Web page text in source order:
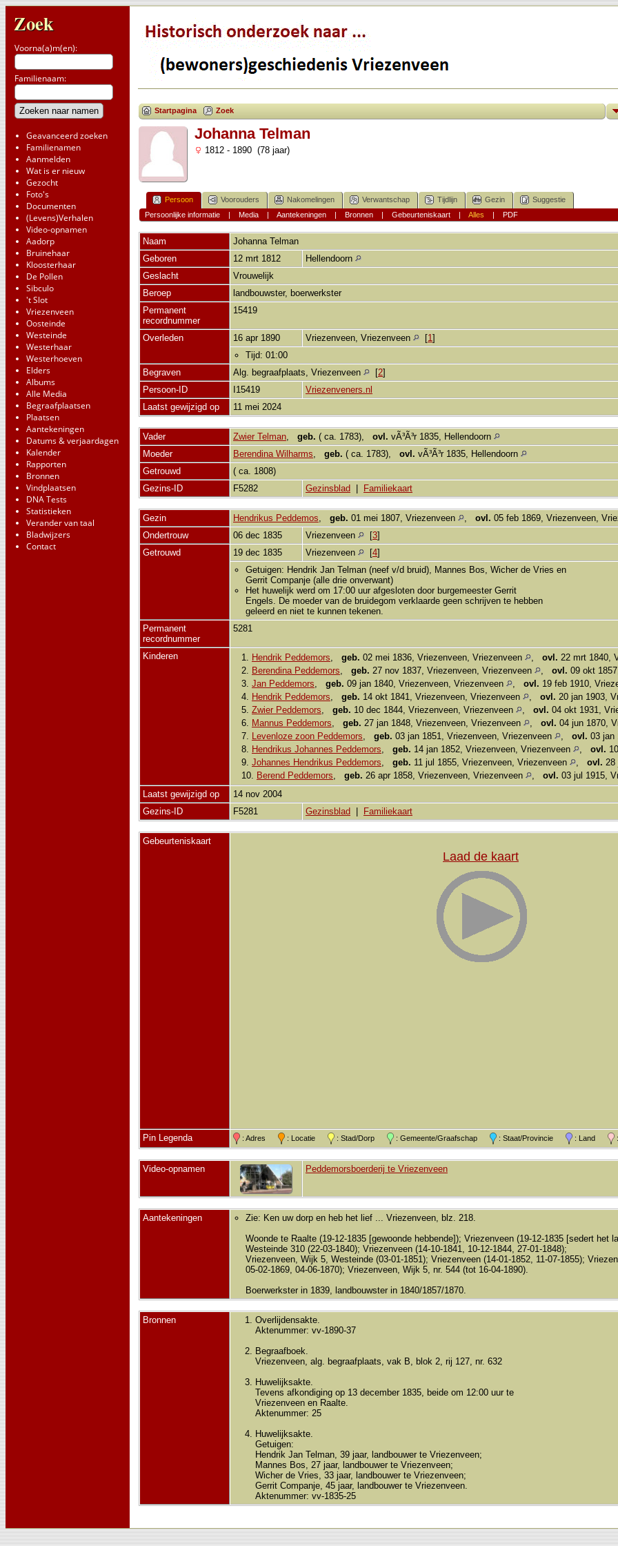
Zoek
Voorna(a)m(en):
Familienaam:
Geavanceerd zoeken
Familienamen
Aanmelden
Wat is er nieuw
Gezocht
Foto's
Documenten
(Levens)Verhalen
Video-opnamen
Aadorp
Bruinehaar
Kloosterhaar
De Pollen
Sibculo
't Slot
Vriezenveen
Oosteinde
Westeinde
Westerhaar
Westerhoeven
Elders
Albums
Alle Media
Begraafplaatsen
Plaatsen
Aantekeningen
Datums & verjaardagen
Kalender
Rapporten
Bronnen
Vindplaatsen
DNA Tests
Statistieken
Verander van taal
Bladwijzers
Contact
Startpagina Zoek
Johanna Telman
1812 - 1890 (78 jaar)
Persoon Voorouders Nakomelingen Verwantschap Tijdlijn Gezin
Suggestie
Persoonlijke informatie| Media| Aantekeningen| Bronnen| Gebeurteniskaart| Alles | PDF
Naam Johanna Telman
Geboren
12 mrt 1812
Hellendoorn
Geslacht
Vrouwelijk
Beroep
landbouwster, boerwerkster
Permanent
recordnummer
15419
Overleden 16 apr 1890 Vriezenveen, Vriezenveen [1]
Tijd: 01:00
Begraven
Alg. begraafplaats, Vriezenveen [2]
Persoon-ID
I15419
Vriezenveners.nl
Laatst gewijzigd op
11 mei 2024
Vader Zwier Telman, geb. ( ca. 1783), ovl. vÃ³Ã³r 1835, Hellendoorn
Moeder
Berendina Wilharms, geb. ( ca. 1783), ovl. vÃ³Ã³r 1835, Hellendoorn
Getrouwd
( ca. 1808)
Gezins-ID
F5282 Gezinsblad Familiekaart
Gezin Hendrikus Peddemos, geb. 01 mei 1807, Vriezenveen , ovl. 05 feb 1869, Vriezenveen,
Ondertrouw
06 dec 1835 Vriezenveen [3]
Getrouwd
19 dec 1835 Vriezenveen [4]
Getuigen: Hendrik Jan Telman (neef v/d bruid), Mannes Bos, Wicher de Vries en
Gerrit Companje (alle drie onverwant)
Het huwelijk werd om 17:00 uur afgesloten door burgemeester Gerrit
Engels. De moeder van de bruidegom verklaarde geen schrijven te hebben
geleerd en niet te kunnen tekenen.
Permanent
recordnummer
5281
Kinderen 1. Hendrik Peddemors, geb. 02 mei 1836, Vriezenveen, Vriezenveen , ovl. 22 mrt 1840,
2. Berendina Peddemors, geb. 27 nov 1837, Vriezenveen, Vriezenveen , ovl. 09 okt
3. Jan Peddemors, geb. 09 jan 1840, Vriezenveen, Vriezenveen , ovl. 19 feb 1910,
4. Hendrik Peddemors, geb. 14 okt 1841, Vriezenveen, Vriezenveen , ovl. 20 jan 1903,
5. Zwier Peddemors, geb. 10 dec 1844, Vriezenveen, Vriezenveen , ovl. 04 okt 1931,
6. Mannus Peddemors, geb. 27 jan 1848, Vriezenveen, Vriezenveen , ovl. 04 jun 1870,
7. Levenloze zoon Peddemors, geb. 03 jan 1851, Vriezenveen, Vriezenveen , ovl. 03 jan
8. Hendrikus Johannes Peddemors, geb. 14 jan 1852, Vriezenveen, Vriezenveen , ovl.
9. Johannes Hendrikus Peddemors, geb. 11 jul 1855, Vriezenveen, Vriezenveen , ovl. 28
10. Berend Peddemors, geb. 26 apr 1858, Vriezenveen, Vriezenveen , ovl. 03 jul 1915,
Laatst gewijzigd op
14 nov 2004
Gezins-ID
F5281 Gezinsblad Familiekaart
Gebeurteniskaart
Laad de kaart
Pin Legenda : Adres : Locatie : Stad/Dorp : Gemeente/Graafschap : Staat/Provincie : Land
Video-opnamen Peddemorsboerderij te Vriezenveen
Aantekeningen
Zie: Ken uw dorp en heb het lief ... Vriezenveen, blz. 218.
Woonde te Raalte (19-12-1835 [gewoonde hebbende]); Vriezenveen (19-12-1835 [sedert
Westeinde 310 (22-03-1840); Vriezenveen (14-10-1841, 10-12-1844, 27-01-1848);
Vriezenveen, Wijk 5, Westeinde (03-01-1851); Vriezenveen (14-01-1852, 11-07-1855);
05-02-1869, 04-06-1870); Vriezenveen, Wijk 5, nr. 544 (tot 16-04-1890).
Boerwerkster in 1839, landbouwster in 1840/1857/1870.
Bronnen
Overlijdensakte.
Aktenummer: vv-1890-37
Begraafboek.
Vriezenveen, alg. begraafplaats, vak B, blok 2, rij 127, nr. 632
Huwelijksakte.
Tevens afkondiging op 13 december 1835, beide om 12:00 uur te
Vriezenveen en Raalte.
Aktenummer: 25
Huwelijksakte.
Getuigen:
Hendrik Jan Telman, 39 jaar, landbouwer te Vriezenveen;
Mannes Bos, 27 jaar, landbouwer te Vriezenveen;
Wicher de Vries, 33 jaar, landbouwer te Vriezenveen;
Gerrit Companje, 45 jaar, landbouwer te Vriezenveen.
Aktenummer: vv-1835-25